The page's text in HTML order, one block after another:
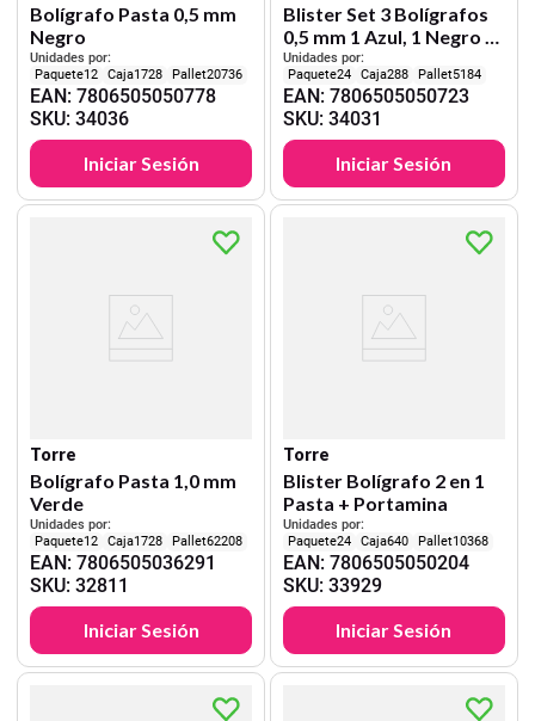
Bolígrafo Pasta 0,5 mm
Negro
Unidades por:
12
1728 20736
EAN:7806505050778
SKU:34036
Iniciar Sesión
Blister Set 3 Bolígrafos
0,5 mm 1 Azul, 1 Negro y
1 Rojo
Unidades por:
24
288 5184
EAN: 7806505050723
SKU: 34031
Iniciar Sesión
Torre
Bolígrafo Pasta 1,0 mm
Verde
Unidades por:
12
1728 62208
EAN:7806505036291
SKU:32811
Iniciar Sesión
Torre
Blister Bolígrafo 2 en 1
Pasta + Portamina
Unidades por:
24
640 10368
EAN: 7806505050204
SKU: 33929
Iniciar Sesión